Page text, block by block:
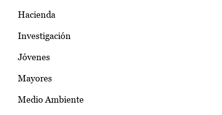
Hacienda
Investigación
Jóvenes
Mayores
Medio Ambiente